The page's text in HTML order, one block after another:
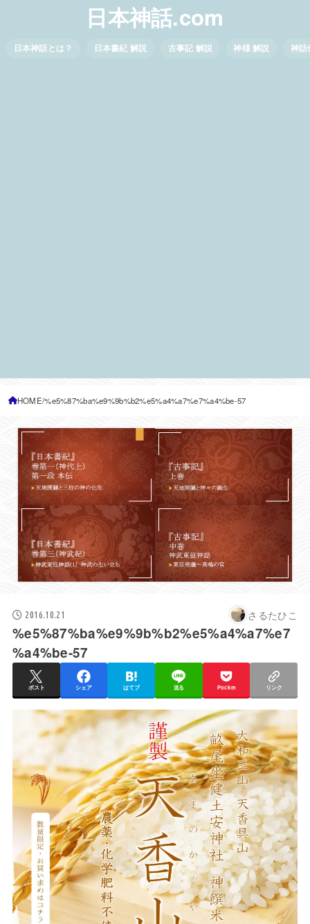
日本神話.com
日本神話とは？ 日本書紀 解説 古事記 解説 神様 解説 神話
HOME %e5%87%ba%e9%9b%b2%e5%a4%a7%e7%a4%be-57
2016.10.21 さるたひこ
%e5%87%ba%e9%9b%b2%e5%a4%a7%e7
%a4%be-57
ポスト シェア はてブ 送る Pocket リンク